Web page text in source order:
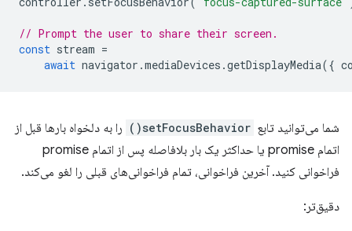
// Prompt the user to share their screen.
const stream =
await navigator .mediaDevices .getDisplayMedia({
شما می‌توانید تابع setFocusBehavior()
را به دلخواه بارها قبل از
اتمام promise یا حداکثر یک بار بلافاصله پس از اتمام promise
فراخوانی کنید. آخرین فراخوانی، تمام فراخوانی‌های قبلی را لغو می‌کند.
دقیق‌تر: